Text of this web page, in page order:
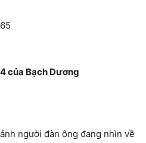
của Bạch Dương
người đàn ông đang nhìn về